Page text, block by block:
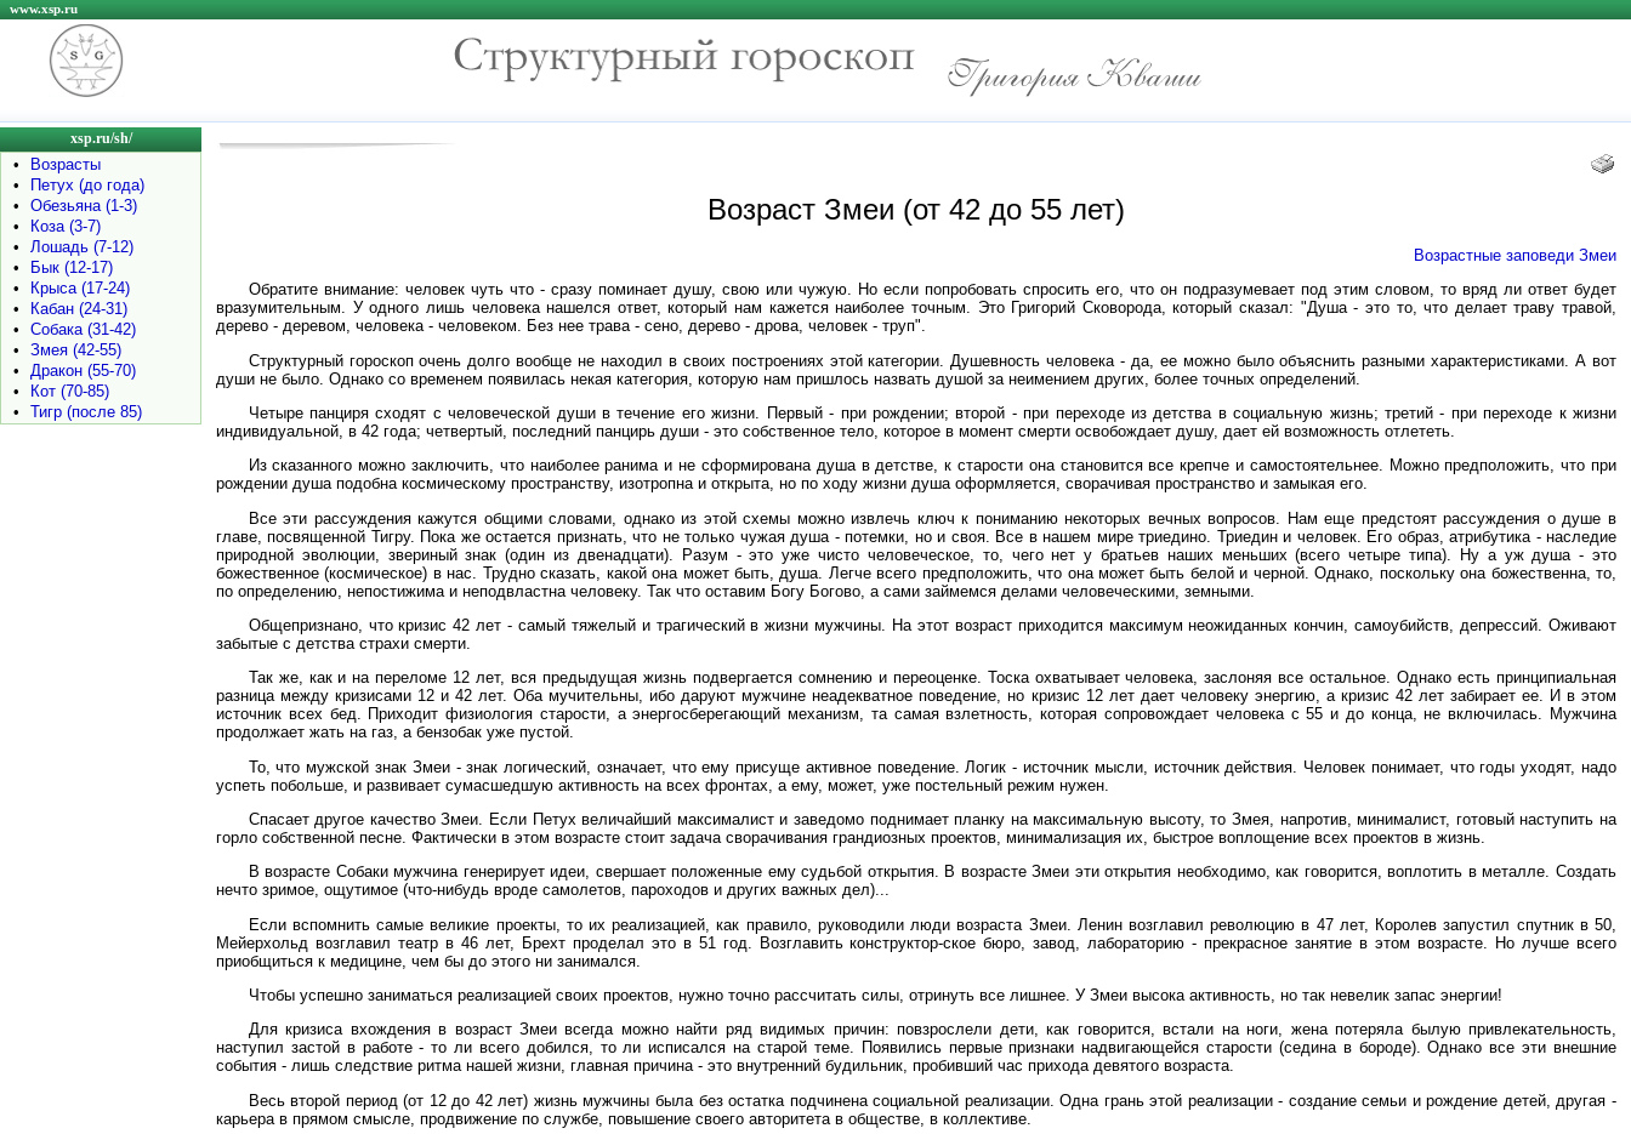
www.xsp.ru
xsp.ru/sh/
•
Возрасты
•
Петух (до года)
•
Обезьяна (1-3)
•
Коза (3-7)
•
Лошадь (7-12)
•
Бык (12-17)
•
Крыса (17-24)
•
Кабан (24-31)
•
Собака (31-42)
•
Змея (42-55)
•
Дракон (55-70)
•
Кот (70-85)
•
Тигр (после 85)
Возраст Змеи (от 42 до 55 лет)
Возрастные заповеди Змеи
Обратите внимание: человек чуть что - сразу поминает душу, свою или чужую. Но если попробовать спросить его, что он подразумевает под этим словом, то вряд ли ответ будет
вразумительным. У одного лишь человека нашелся ответ, который нам кажется наиболее точным. Это Григорий Сковорода, который сказал: "Душа - это то, что делает траву травой,
дерево - деревом, человека - человеком. Без нее трава - сено, дерево - дрова, человек - труп".
Структурный гороскоп очень долго вообще не находил в своих построениях этой категории. Душевность человека - да, ее можно было объяснить разными характеристиками. А вот
души не было. Однако со временем появилась некая категория, которую нам пришлось назвать душой за неимением других, более точных определений.
Четыре панциря сходят с человеческой души в течение его жизни. Первый - при рождении; второй - при переходе из детства в социальную жизнь; третий - при переходе к жизни
индивидуальной, в 42 года; четвертый, последний панцирь души - это собственное тело, которое в момент смерти освобождает душу, дает ей возможность отлететь.
Из сказанного можно заключить, что наиболее ранима и не сформирована душа в детстве, к старости она становится все крепче и самостоятельнее. Можно предположить, что при
рождении душа подобна космическому пространству, изотропна и открыта, но по ходу жизни душа оформляется, сворачивая пространство и замыкая его.
Все эти рассуждения кажутся общими словами, однако из этой схемы можно извлечь ключ к пониманию некоторых вечных вопросов. Нам еще предстоят рассуждения о душе в
главе, посвященной Тигру. Пока же остается признать, что не только чужая душа - потемки, но и своя. Все в нашем мире триедино. Триедин и человек. Его образ, атрибутика - наследие
природной эволюции, звериный знак (один из двенадцати). Разум - это уже чисто человеческое, то, чего нет у братьев наших меньших (всего четыре типа). Ну а уж душа - это
божественное (космическое) в нас. Трудно сказать, какой она может быть, душа. Легче всего предположить, что она может быть белой и черной. Однако, поскольку она божественна, то,
по определению, непостижима и неподвластна человеку. Так что оставим Богу Богово, а сами займемся делами человеческими, земными.
Общепризнано, что кризис 42 лет - самый тяжелый и трагический в жизни мужчины. На этот возраст приходится максимум неожиданных кончин, самоубийств, депрессий. Оживают
забытые с детства страхи смерти.
Так же, как и на переломе 12 лет, вся предыдущая жизнь подвергается сомнению и переоценке. Тоска охватывает человека, заслоняя все остальное. Однако есть принципиальная
разница между кризисами 12 и 42 лет. Оба мучительны, ибо даруют мужчине неадекватное поведение, но кризис 12 лет дает человеку энергию, а кризис 42 лет забирает ее. И в этом
источник всех бед. Приходит физиология старости, а энергосберегающий механизм, та самая взлетность, которая сопровождает человека с 55 и до конца, не включилась. Мужчина
продолжает жать на газ, а бензобак уже пустой.
То, что мужской знак Змеи - знак логический, означает, что ему присуще активное поведение. Логик - источник мысли, источник действия. Человек понимает, что годы уходят, надо
успеть побольше, и развивает сумасшедшую активность на всех фронтах, а ему, может, уже постельный режим нужен.
Спасает другое качество Змеи. Если Петух величайший максималист и заведомо поднимает планку на максимальную высоту, то Змея, напротив, минималист, готовый наступить на
горло собственной песне. Фактически в этом возрасте стоит задача сворачивания грандиозных проектов, минимализация их, быстрое воплощение всех проектов в жизнь.
В возрасте Собаки мужчина генерирует идеи, свершает положенные ему судьбой открытия. В возрасте Змеи эти открытия необходимо, как говорится, воплотить в металле. Создать
нечто зримое, ощутимое (что-нибудь вроде самолетов, пароходов и других важных дел)...
Если вспомнить самые великие проекты, то их реализацией, как правило, руководили люди возраста Змеи. Ленин возглавил революцию в 47 лет, Королев запустил спутник в 50,
Мейерхольд возглавил театр в 46 лет, Брехт проделал это в 51 год. Возглавить конструктор-ское бюро, завод, лабораторию - прекрасное занятие в этом возрасте. Но лучше всего
приобщиться к медицине, чем бы до этого ни занимался.
Чтобы успешно заниматься реализацией своих проектов, нужно точно рассчитать силы, отринуть все лишнее. У Змеи высока активность, но так невелик запас энергии!
Для кризиса вхождения в возраст Змеи всегда можно найти ряд видимых причин: повзрослели дети, как говорится, встали на ноги, жена потеряла былую привлекательность,
наступил застой в работе - то ли всего добился, то ли исписался на старой теме. Появились первые признаки надвигающейся старости (седина в бороде). Однако все эти внешние
события - лишь следствие ритма нашей жизни, главная причина - это внутренний будильник, пробивший час прихода девятого возраста.
Весь второй период (от 12 до 42 лет) жизнь мужчины была без остатка подчинена социальной реализации. Одна грань этой реализации - создание семьи и рождение детей, другая -
карьера в прямом смысле, продвижение по службе, повышение своего авторитета в обществе, в коллективе.